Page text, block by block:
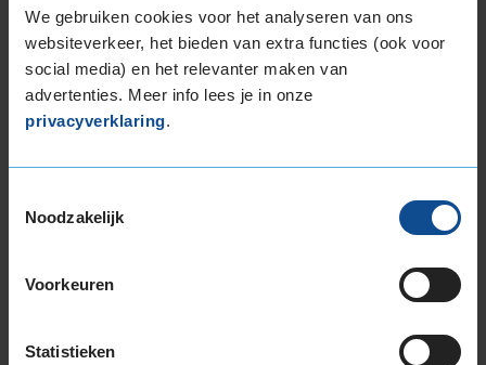
We gebruiken cookies voor het analyseren van ons
websiteverkeer, het bieden van extra functies (ook voor
social media) en het relevanter maken van
advertenties. Meer info lees je in onze
privacyverklaring.
Noodzakelijk
Voorkeuren
Statistieken
265/35R19 98Y EXTRALOAD
265/35R19 98Y EXTRALOAD
265/35R19 98Y EXTRALOAD
265/35R19 98Y EXTRALOAD
265/35R19 98Y EXTRALOAD
265/40R19 102Y EXTRALOAD
285/35R19 103Y EXTRALOAD